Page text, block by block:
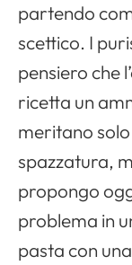
partendo
scettico. I
pensiero che
ricetta un
meritano
spazzatura,
propongo
problema in
pasta con